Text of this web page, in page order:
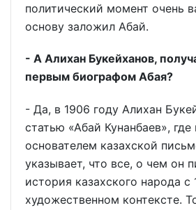
политический момент очень
основу заложил Абай.
- А Алихан Букейханов,
первым биографом Абая?
- Да, в 1906 году Алихан
статью «Абай Кунанбаев»,
основателем казахской
указывает, что все, о чем он
история казахского народа с
художественном контексте.